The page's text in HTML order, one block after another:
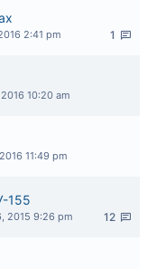
1
2:41 pm
10:20 am
11:49 pm
155
12
2015 9:26 pm